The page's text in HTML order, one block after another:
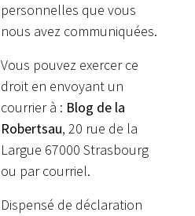
personnelles que vous
nous avez communiquées.
Vous pouvez exercer ce
droit en envoyant un
courrier à : Blog de la
Robertsau, 20 rue de la
Largue 67000 Strasbourg
ou par courriel.
Dispensé de déclaration